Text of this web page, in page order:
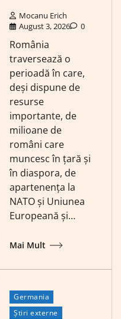
Mocanu Erich
August 3, 2026
0
România
traversează o
perioadă în care,
deși dispune de
resurse
importante, de
milioane de
români care
muncesc în țară și
în diaspora, de
apartenența la
NATO și Uniunea
Europeană și…
Mai Mult
Germania
Știri externe